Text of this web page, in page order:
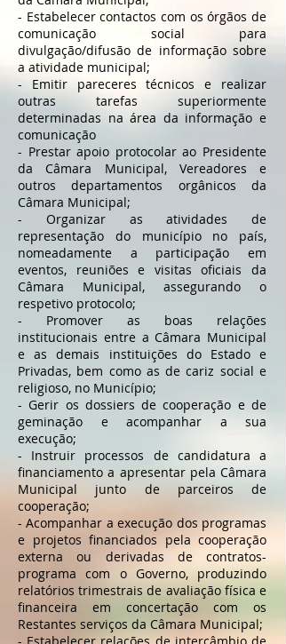
- Estabelecer contactos com os órgãos de
comunicação social para
divulgação/difusão de informação sobre
a atividade municipal;
- Emitir pareceres técnicos e realizar
outras tarefas superiormente
determinadas na área da informação e
comunicação
- Prestar apoio protocolar ao Presidente
da Câmara Municipal, Vereadores e
outros departamentos orgânicos da
Câmara Municipal;
- Organizar as atividades de
representação do município no país,
nomeadamente a participação em
eventos, reuniões e visitas oficiais da
Câmara Municipal, assegurando o
respetivo protocolo;
- Promover as boas relações
institucionais entre a Câmara Municipal
e as demais instituições do Estado e
Privadas, bem como as de cariz social e
religioso, no Município;
- Gerir os dossiers de cooperação e de
geminação e acompanhar a sua
execução;
- Instruir processos de candidatura a
financiamento a apresentar pela Câmara
Municipal junto de parceiros de
cooperação;
- Acompanhar a execução dos programas
e projetos financiados pela cooperação
externa ou derivadas de contratos-
programa com o Governo, produzindo
relatórios trimestrais de avaliação física e
financeira em concertação com os
Restantes serviços da Câmara Municipal;